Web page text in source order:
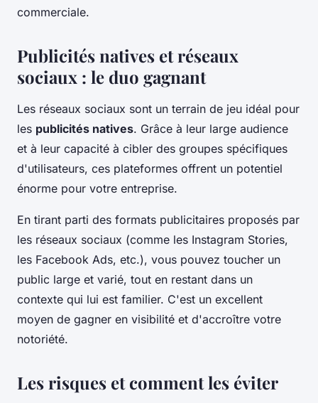
commerciale.
Publicités natives et réseaux
sociaux : le duo gagnant
Les réseaux sociaux sont un terrain de jeu idéal pour
les publicités natives. Grâce à leur large audience
et à leur capacité à cibler des groupes spécifiques
d'utilisateurs, ces plateformes offrent un potentiel
énorme pour votre entreprise.
En tirant parti des formats publicitaires proposés par
les réseaux sociaux (comme les Instagram Stories,
les Facebook Ads, etc.), vous pouvez toucher un
public large et varié, tout en restant dans un
contexte qui lui est familier. C'est un excellent
moyen de gagner en visibilité et d'accroître votre
notoriété.
Les risques et comment les éviter